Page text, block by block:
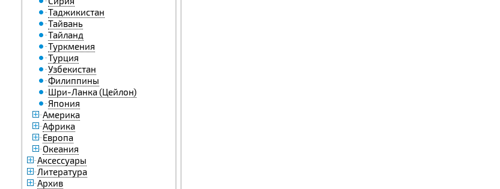
Таджикистан
Тайвань
Тайланд
Туркмения
Турция
Узбекистан
Филиппины
Шри-Ланка (Цейлон)
Япония
Америка
Африка
Европа
Океания
Аксессуары
Литература
Архив